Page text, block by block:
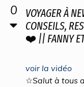
0
VOYAGER À
CONSEILS,
❤️ || FANNY
voir la vidéo
☆Salut à tous